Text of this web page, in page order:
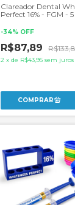
Clareador Dental
Perfect 16% - FGM - 5
-34% OFF
R$87,89
2 x de R$43,95 sem juros